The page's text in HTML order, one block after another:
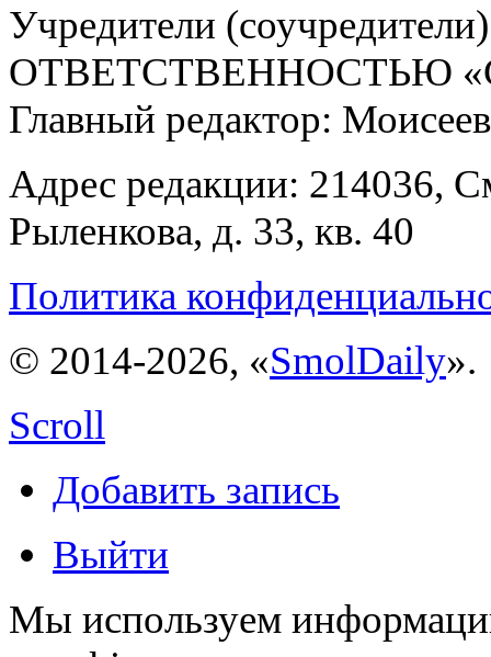
Учредители
ОТВЕТСТВЕННОСТЬЮ
Главный редактор:
Адрес редакции: 214036,
Рыленкова, д. 33, кв. 40
Политика
© 2014-2026, «SmolDaily».
Scroll
Добавить запись
Выйти
Мы используем